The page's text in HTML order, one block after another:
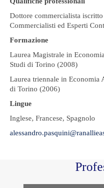
Dottore commercialista
Commercialisti ed Esperti
Formazione
Laurea Magistrale in
Studi di Torino (2008)
Laurea triennale in Economia
di Torino (2006)
Lingue
Inglese, Francese, Spagnolo